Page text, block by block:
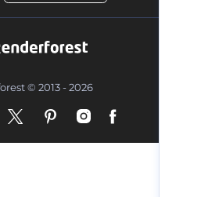
Renderforest © 2013 - 2026